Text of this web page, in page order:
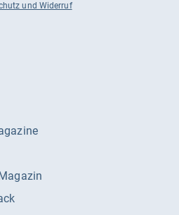
und Widerruf